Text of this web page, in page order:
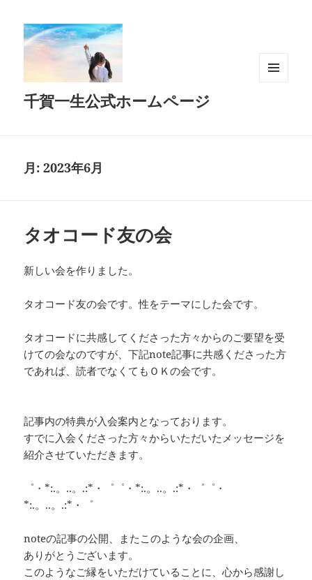
千賀一生公式ホームページ
月:2023年6月
タオコード友の会
新しい会を作りました。
タオコード友の会です。性をテーマにした会です。
タオコードに共感してくださった方々からのご要望を受
けての会なのですが、下記note記事に共感くださった方
であれば、読者でなくてもＯＫの会です。
記事内の特典が入会案内となっております。
すでに入会くださった方々からいただいたメッセージを
紹介させていただきます。
゜・*:.。..。.:*・゜゜・*:.。..。.:*・゜゜・
*:.。..。.:*・゜
noteの記事の公開、またこのような会の企画、
ありがとうございます。
このようなご縁をいただけていることに、心から感謝し